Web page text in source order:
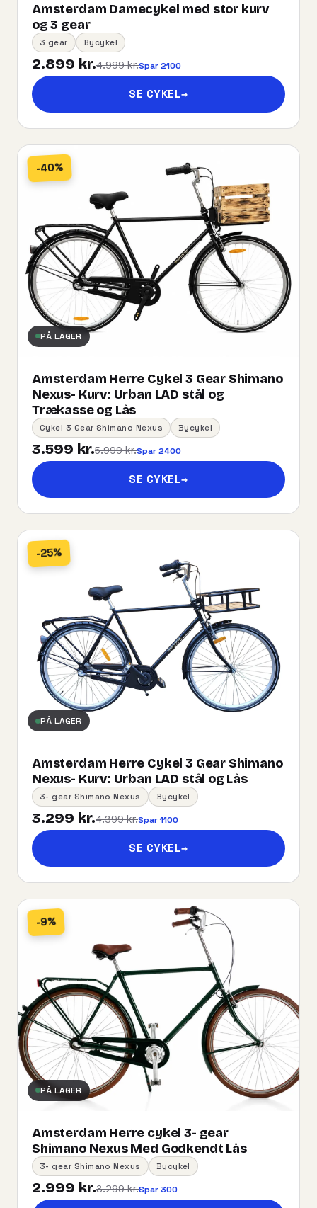
Amsterdam Damecykel med stor kurv
og 3 gear
3 gear Bycykel
2.899 kr.4.999 kr.Spar 2100
SE CYKEL→
-40%
PÅ LAGER
Amsterdam Herre Cykel 3 Gear Shimano
Nexus- Kurv:​ ​Urban​ ​LAD​ ​stål og
Trækasse og Lås
Cykel 3 Gear Shimano Nexus Bycykel
3.599 kr.5.999 kr.Spar 2400
SE CYKEL→
-25%
PÅ LAGER
Amsterdam Herre Cykel 3 Gear Shimano
Nexus- Kurv:​ ​Urban​ ​LAD​ ​stål og Lås
3- gear Shimano Nexus Bycykel
3.299 kr.4.399 kr.Spar 1100
SE CYKEL→
-9%
PÅ LAGER
Amsterdam Herre cykel 3- gear
Shimano Nexus Med Godkendt Lås
3- gear Shimano Nexus Bycykel
2.999 kr.3.299 kr.Spar 300